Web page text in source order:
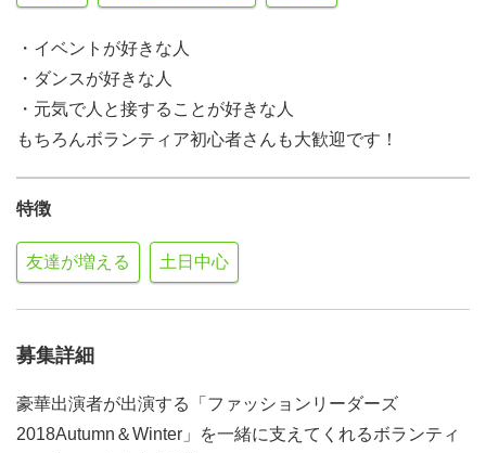
・イベントが好きな人
・ダンスが好きな人
・元気で人と接することが好きな人
もちろんボランティア初心者さんも大歓迎です！
特徴
友達が増える 土日中心
募集詳細
豪華出演者が出演する「ファッションリーダーズ
2018Autumn＆Winter」を一緒に支えてくれるボランティ